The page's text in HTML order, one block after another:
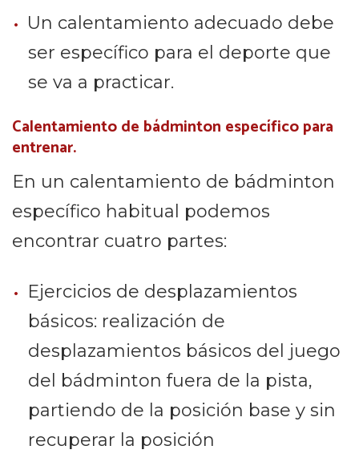
Un calentamiento adecuado debe
ser específico para el deporte que
se va a practicar.
Calentamiento de bádminton específico para
entrenar.
En un calentamiento de bádminton
específico habitual podemos
encontrar cuatro partes:
Ejercicios de desplazamientos
básicos: realización de
desplazamientos básicos del juego
del bádminton fuera de la pista,
partiendo de la posición base y sin
recuperar la posición